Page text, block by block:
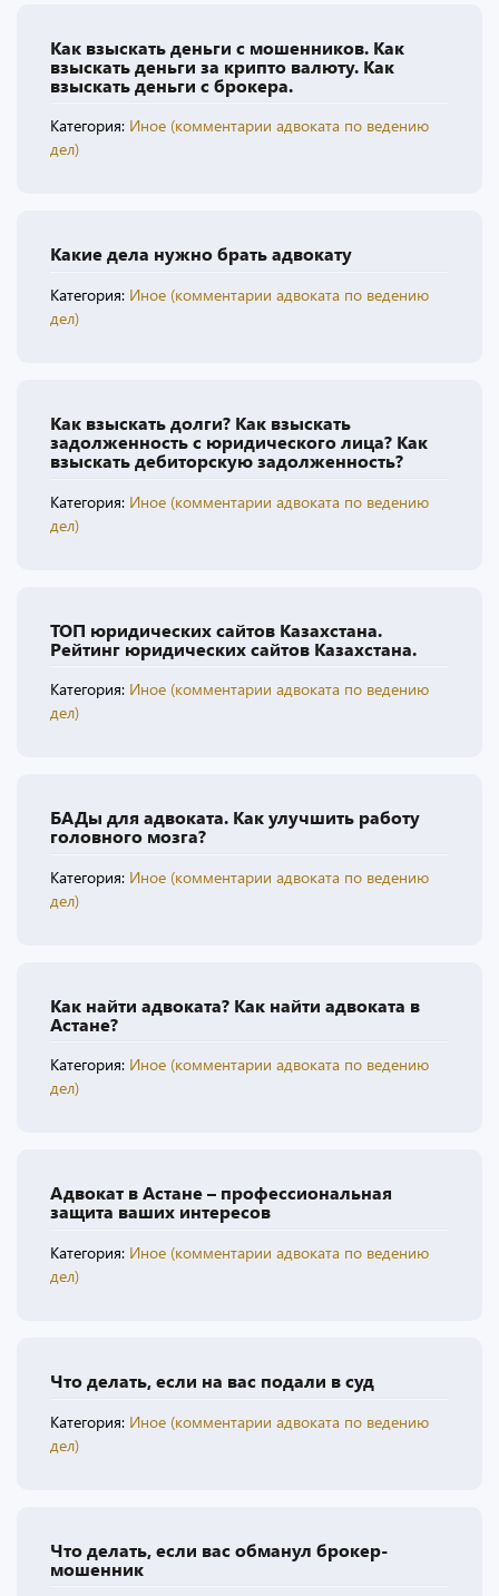
Как взыскать деньги с мошенников. Как
взыскать деньги за крипто валюту. Как
взыскать деньги с брокера.
Категория: Иное (комментарии адвоката по ведению
дел)
Какие дела нужно брать адвокату
Категория: Иное (комментарии адвоката по ведению
дел)
Как взыскать долги? Как взыскать
задолженность с юридического лица? Как
взыскать дебиторскую задолженность?
Категория: Иное (комментарии адвоката по ведению
дел)
ТОП юридических сайтов Казахстана.
Рейтинг юридических сайтов Казахстана.
Категория: Иное (комментарии адвоката по ведению
дел)
БАДы для адвоката. Как улучшить работу
головного мозга?
Категория: Иное (комментарии адвоката по ведению
дел)
Как найти адвоката? Как найти адвоката в
Астане?
Категория: Иное (комментарии адвоката по ведению
дел)
Адвокат в Астане – профессиональная
защита ваших интересов
Категория: Иное (комментарии адвоката по ведению
дел)
Что делать, если на вас подали в суд
Категория: Иное (комментарии адвоката по ведению
дел)
Что делать, если вас обманул брокер-
мошенник